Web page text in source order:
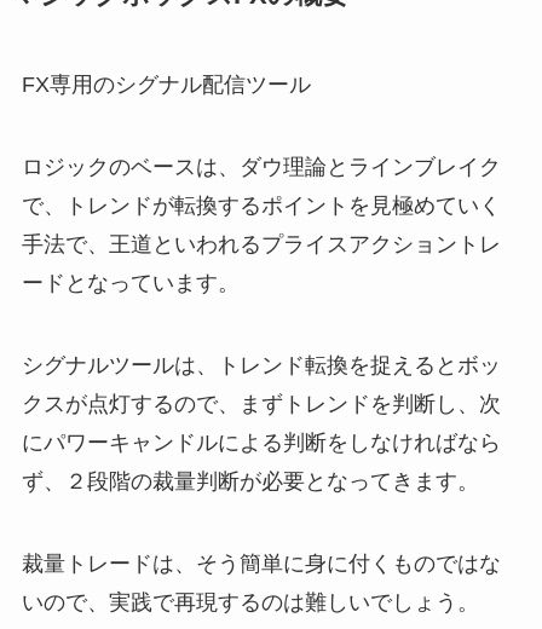
FX専用のシグナル配信ツール
ロジックのベースは、ダウ理論とラインブレイク
で、トレンドが転換するポイントを見極めていく
手法で、王道といわれるプライスアクショントレ
ードとなっています。
シグナルツールは、トレンド転換を捉えるとボッ
クスが点灯するので、まずトレンドを判断し、次
にパワーキャンドルによる判断をしなければなら
ず、２段階の裁量判断が必要となってきます。
裁量トレードは、そう簡単に身に付くものではな
いので、実践で再現するのは難しいでしょう。